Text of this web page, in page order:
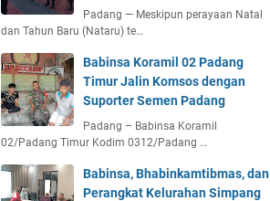
Padang — Meskipun perayaan Natal
dan Tahun Baru (Nataru) te…
Babinsa Koramil 02 Padang
Timur Jalin Komsos dengan
Suporter Semen Padang
Padang – Babinsa Koramil
02/Padang Timur Kodim 0312/Padang …
Babinsa, Bhabinkamtibmas, dan
Perangkat Kelurahan Simpang